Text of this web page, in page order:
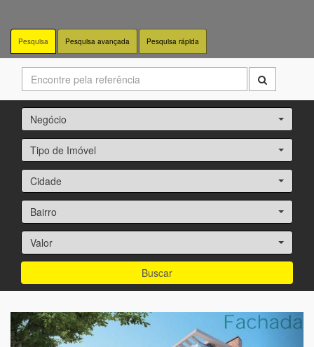
Pesquisa Pesquisa avançada Pesquisa rápida
Negócio
Tipo de Imóvel
Cidade
Bairro
Valor
Buscar